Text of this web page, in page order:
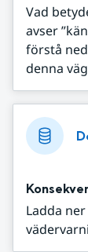
Vad
avser
förstå
denna
Ladda